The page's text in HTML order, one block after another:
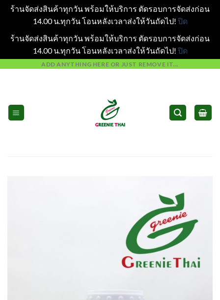
ร้านจัดส่งสินค้าทุกวัน พร้อมให้บริการ ตัดรอบการจัดส่งก่อน
14.00 น.ทุกวัน โอนหลังเวลาส่งให้วันถัดไป! ปิด
ร้านจัดส่งสินค้าทุกวัน พร้อมให้บริการ ตัดรอบการจัดส่งก่อน
14.00 น.ทุกวัน โอนหลังเวลาส่งให้วันถัดไป! ปิด
ADD ANYTHING HERE OR JUST REMOVE IT...